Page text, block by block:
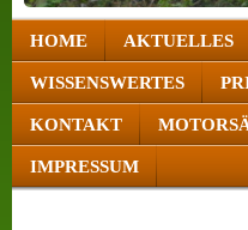
HOME AKTUELLES
WISSENSWERTES
KONTAKT
IMPRESSUM